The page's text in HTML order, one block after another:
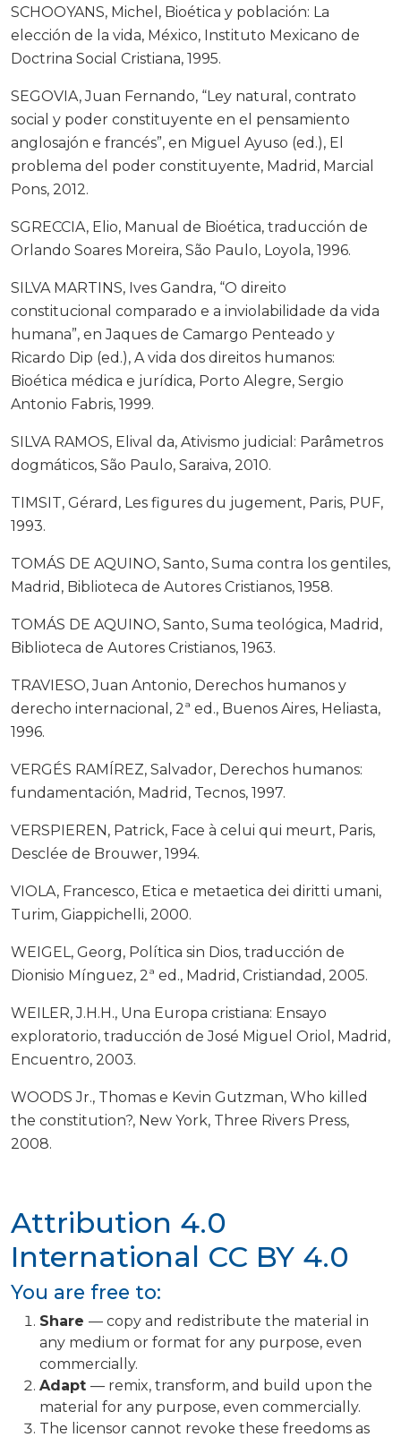
Attribution 4.0
International CC BY 4.0
You are free to:
Share — copy and redistribute the material in
any medium or format for any purpose, even
commercially.
Adapt — remix, transform, and build upon the
material for any purpose, even commercially.
The licensor cannot revoke these freedoms as
SCHOOYANS, Michel, Bioética y población: La
elección de la vida, México, Instituto Mexicano de
Doctrina Social Cristiana, 1995.
SEGOVIA, Juan Fernando, “Ley natural, contrato
social y poder constituyente en el pensamiento
anglosajón e francés”, en Miguel Ayuso (ed.), El
problema del poder constituyente, Madrid, Marcial
Pons, 2012.
SGRECCIA, Elio, Manual de Bioética, traducción de
Orlando Soares Moreira, São Paulo, Loyola, 1996.
SILVA MARTINS, Ives Gandra, “O direito
constitucional comparado e a inviolabilidade da vida
humana”, en Jaques de Camargo Penteado y
Ricardo Dip (ed.), A vida dos direitos humanos:
Bioética médica e jurídica, Porto Alegre, Sergio
Antonio Fabris, 1999.
SILVA RAMOS, Elival da, Ativismo judicial: Parâmetros
dogmáticos, São Paulo, Saraiva, 2010.
TIMSIT, Gérard, Les figures du jugement, Paris, PUF,
1993.
TOMÁS DE AQUINO, Santo, Suma contra los gentiles,
Madrid, Biblioteca de Autores Cristianos, 1958.
TOMÁS DE AQUINO, Santo, Suma teológica, Madrid,
Biblioteca de Autores Cristianos, 1963.
TRAVIESO, Juan Antonio, Derechos humanos y
derecho internacional, 2ª ed., Buenos Aires, Heliasta,
1996.
VERGÉS RAMÍREZ, Salvador, Derechos humanos:
fundamentación, Madrid, Tecnos, 1997.
VERSPIEREN, Patrick, Face à celui qui meurt, Paris,
Desclée de Brouwer, 1994.
VIOLA, Francesco, Etica e metaetica dei diritti umani,
Turim, Giappichelli, 2000.
WEIGEL, Georg, Política sin Dios, traducción de
Dionisio Mínguez, 2ª ed., Madrid, Cristiandad, 2005.
WEILER, J.H.H., Una Europa cristiana: Ensayo
exploratorio, traducción de José Miguel Oriol, Madrid,
Encuentro, 2003.
WOODS Jr., Thomas e Kevin Gutzman, Who killed
the constitution?, New York, Three Rivers Press,
2008.